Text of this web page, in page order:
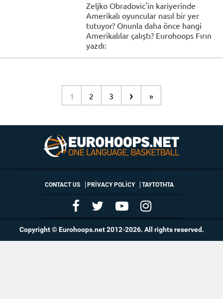
Zeljko Obradovic'in kariyerinde
Amerikalı oyuncular nasıl bir yer
tutuyor? Onunla daha önce hangi
Amerikalılar çalıştı? Eurohoops Fırın
yazdı:
1 2 3 › »
CONTACT US PRIVACY POLICY ΤΑΥΤΟΤΗΤΑ
Copyright © Eurohoops.net 2012-2026. All rights reserved.